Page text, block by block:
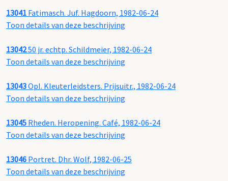
13041 Fatimasch. Juf. Hagdoorn, 1982-06-24
Toon details van deze beschrijving
1304250 jr. echtp. Schildmeier, 1982-06-24
Toon details van deze beschrijving
13043Opl. Kleuterleidsters. Prijsuitr., 1982-06-24
Toon details van deze beschrijving
13045 Rheden. Heropening. Café, 1982-06-24
Toon details van deze beschrijving
13046 Portret. Dhr. Wolf, 1982-06-25
Toon details van deze beschrijving